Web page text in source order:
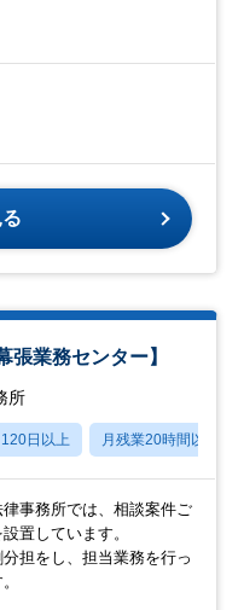
張業務センター】
所
日以上 月残業20時間以内
事務所では、相談案件ご
置しています。
担をし、担当業務を行っ